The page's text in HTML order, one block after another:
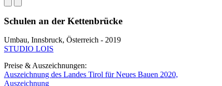
Schulen an der Kettenbrücke
Umbau, Innsbruck, Österreich - 2019
STUDIO LOIS
Preise & Auszeichnungen:
Auszeichnung des Landes Tirol für Neues Bauen 2020,
Auszeichnung